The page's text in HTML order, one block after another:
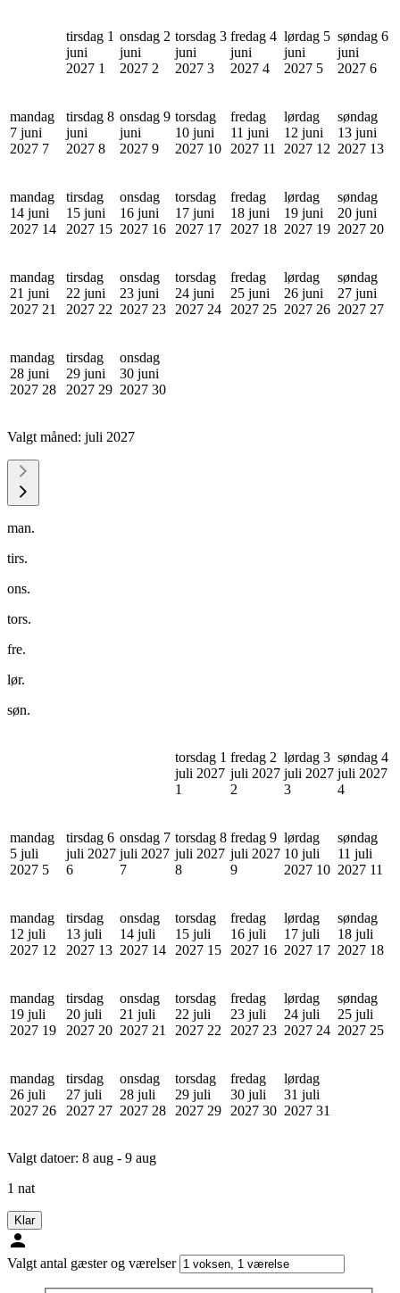
tirsdag 1
juni
2027 1
onsdag 2
juni
2027 2
torsdag 3
juni
2027 3
fredag 4
juni
2027 4
lørdag 5
juni
2027 5
søndag 6
juni
2027 6
mandag
7 juni
2027 7
tirsdag 8
juni
2027 8
onsdag 9
juni
2027 9
torsdag
10 juni
2027 10
fredag
11 juni
2027 11
lørdag
12 juni
2027 12
søndag
13 juni
2027 13
mandag
14 juni
2027 14
tirsdag
15 juni
2027 15
onsdag
16 juni
2027 16
torsdag
17 juni
2027 17
fredag
18 juni
2027 18
lørdag
19 juni
2027 19
søndag
20 juni
2027 20
mandag
21 juni
2027 21
tirsdag
22 juni
2027 22
onsdag
23 juni
2027 23
torsdag
24 juni
2027 24
fredag
25 juni
2027 25
lørdag
26 juni
2027 26
søndag
27 juni
2027 27
mandag
28 juni
2027 28
tirsdag
29 juni
2027 29
onsdag
30 juni
2027 30
Valgt måned: juli 2027
man.
tirs.
ons.
tors.
fre.
lør.
søn.
torsdag 1
juli 2027
1
fredag 2
juli 2027
2
lørdag 3
juli 2027
3
søndag 4
juli 2027
4
mandag
5 juli
2027 5
tirsdag 6
juli 2027
6
onsdag 7
juli 2027
7
torsdag 8
juli 2027
8
fredag 9
juli 2027
9
lørdag
10 juli
2027 10
søndag
11 juli
2027 11
mandag
12 juli
2027 12
tirsdag
13 juli
2027 13
onsdag
14 juli
2027 14
torsdag
15 juli
2027 15
fredag
16 juli
2027 16
lørdag
17 juli
2027 17
søndag
18 juli
2027 18
mandag
19 juli
2027 19
tirsdag
20 juli
2027 20
onsdag
21 juli
2027 21
torsdag
22 juli
2027 22
fredag
23 juli
2027 23
lørdag
24 juli
2027 24
søndag
25 juli
2027 25
mandag
26 juli
2027 26
tirsdag
27 juli
2027 27
onsdag
28 juli
2027 28
torsdag
29 juli
2027 29
fredag
30 juli
2027 30
lørdag
31 juli
2027 31
Valgt datoer: 8 aug - 9 aug
1 nat
Klar
Valgt antal gæster og værelser